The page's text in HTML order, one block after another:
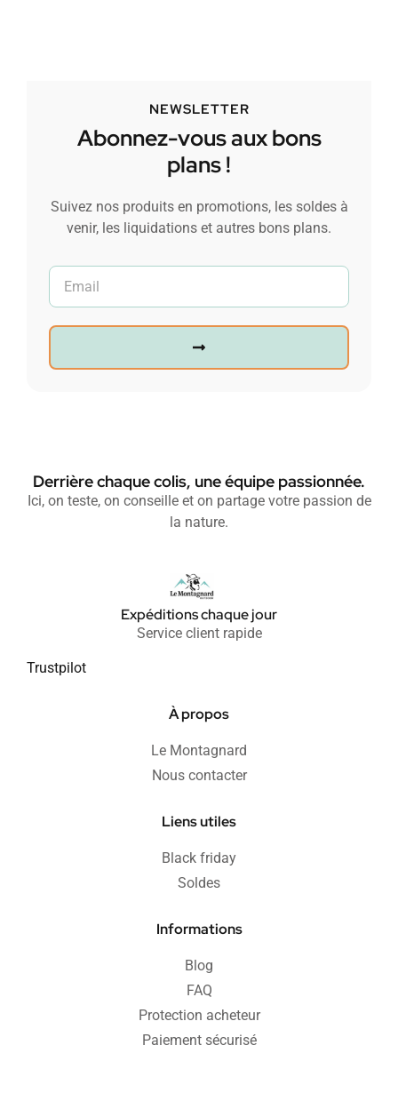
NEWSLETTER
Abonnez-vous aux bons
plans !
Suivez nos produits en promotions, les soldes à
venir, les liquidations et autres bons plans.
Derrière chaque colis, une équipe passionnée.
Ici, on teste, on conseille et on partage votre passion de
la nature.
Expéditions chaque jour
Service client rapide
Trustpilot
À propos
Le Montagnard
Nous contacter
Liens utiles
Black friday
Soldes
Informations
Blog
FAQ
Protection acheteur
Paiement sécurisé